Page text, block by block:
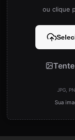
ou clique
JPG,
Sua